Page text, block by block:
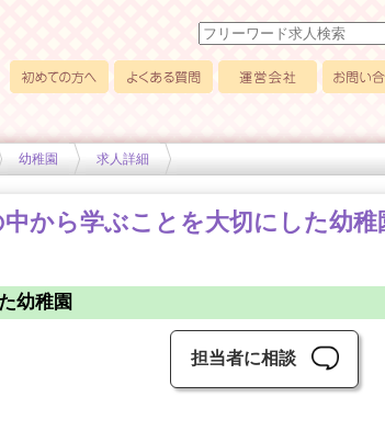
幼稚園 求人詳細
から学ぶことを大切にした幼稚
幼稚園
担当者に相談